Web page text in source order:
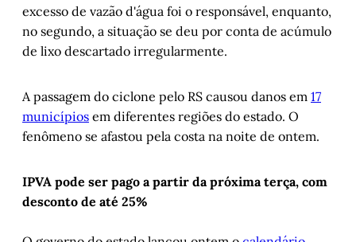
excesso de vazão d'água foi o responsável, enquanto,
no segundo, a situação se deu por conta de acúmulo
de lixo descartado irregularmente.
A passagem do ciclone pelo RS causou danos em 17
municípios em diferentes regiões do estado. O
fenômeno se afastou pela costa na noite de ontem.
IPVA pode ser pago a partir da próxima terça, com
desconto de até 25%